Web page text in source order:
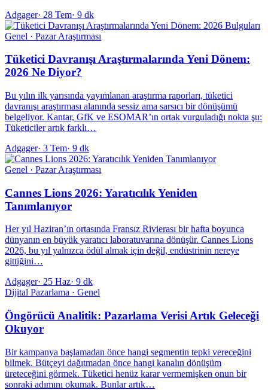
Adgager· 28 Tem· 9 dk
Genel · Pazar Araştırması
Tüketici Davranışı Araştırmalarında Yeni Dönem:
2026 Ne Diyor?
Bu yılın ilk yarısında yayımlanan araştırma raporları, tüketici
davranışı araştırması alanında sessiz ama sarsıcı bir dönüşümü
belgeliyor. Kantar, GfK ve ESOMAR’ın ortak vurguladığı nokta şu:
Tüketiciler artık farklı…
Adgager· 3 Tem· 9 dk
Genel · Pazar Araştırması
Cannes Lions 2026: Yaratıcılık Yeniden
Tanımlanıyor
Her yıl Haziran’ın ortasında Fransız Rivierası bir hafta boyunca
dünyanın en büyük yaratıcı laboratuvarına dönüşür. Cannes Lions
2026, bu yıl yalnızca ödül almak için değil, endüstrinin nereye
gittiğini…
Adgager· 25 Haz· 9 dk
Dijital Pazarlama · Genel
Öngörücü Analitik: Pazarlama Verisi Artık Geleceği
Okuyor
Bir kampanya başlamadan önce hangi segmentin tepki vereceğini
bilmek. Bütçeyi dağıtmadan önce hangi kanalın dönüşüm
üreteceğini görmek. Tüketici henüz karar vermemişken onun bir
sonraki adımını okumak. Bunlar artık…